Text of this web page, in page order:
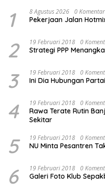
1 8 Agustus 2026 0 Komentar
Pekerjaan Jalan
2 19 Februari 2018 0
Strategi PPP
3 19 Februari 2018 0
Ini Dia Hubungan
4 19 Februari 2018 0
Rawa Terate Rutin
Sekitar
5 19 Februari 2018 0
NU Minta Pesantren
6 19 Februari 2018 0
Galeri Foto Klub